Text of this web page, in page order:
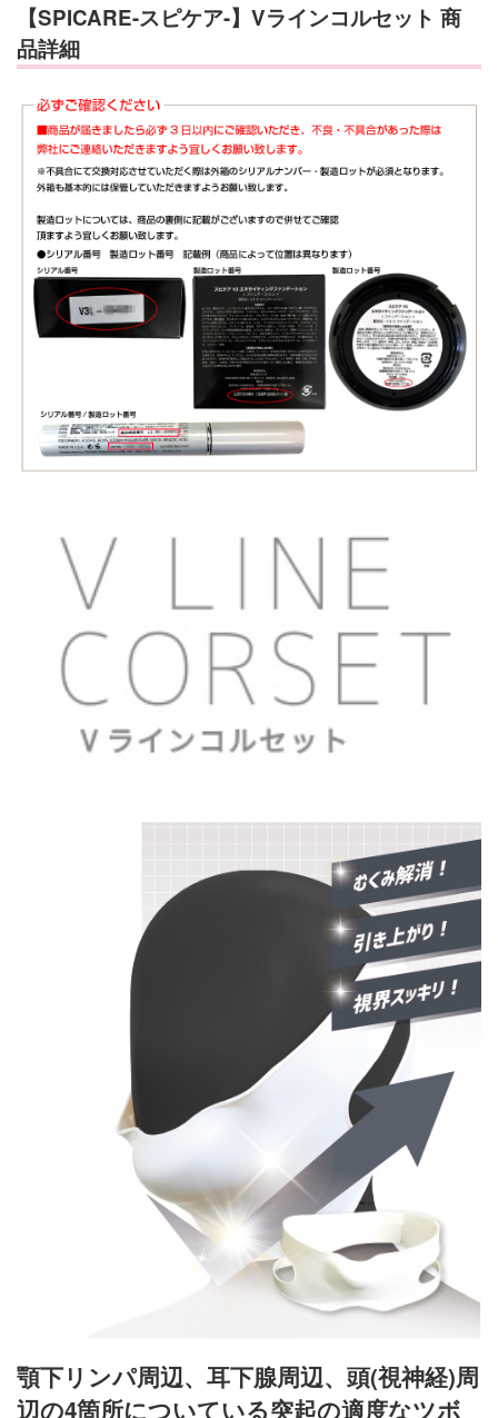
【SPICARE-スピケア-】Vラインコルセット 商
品詳細
顎下リンパ周辺、耳下腺周辺、頭(視神経)周
辺の4箇所についている突起の適度なツボ